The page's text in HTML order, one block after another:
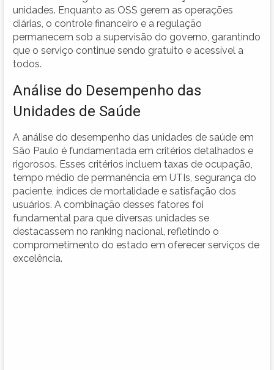
unidades. Enquanto as OSS gerem as operações
diárias, o controle financeiro e a regulação
permanecem sob a supervisão do governo, garantindo
que o serviço continue sendo gratuito e acessível a
todos.
Análise do Desempenho das
Unidades de Saúde
A análise do desempenho das unidades de saúde em
São Paulo é fundamentada em critérios detalhados e
rigorosos. Esses critérios incluem taxas de ocupação,
tempo médio de permanência em UTIs, segurança do
paciente, índices de mortalidade e satisfação dos
usuários. A combinação desses fatores foi
fundamental para que diversas unidades se
destacassem no ranking nacional, refletindo o
comprometimento do estado em oferecer serviços de
excelência.